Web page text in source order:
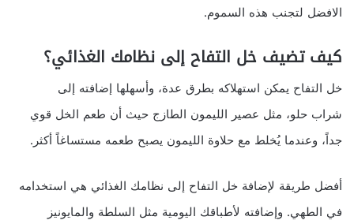
الافضل لتجنب هذه السموم.
كيف تضيف خل التفاح إلى نظامك الغذائي؟
خل التفاح يمكن استهلاكه بطرق عدة، وأسهلها إضافته إلى
شراب حلو، مثل عصير الليمون الطازج حيث أن طعم الخل قوي
جداً، وعندما يُخلط مع حلاوة الليمون يصبح طعمه مستساغاً أكثر.
أفضل طريقة لإضافة خل التفاح إلى نظامك الغذائي هي استخدامه
في الطهي. وإضافته لأطباقك اليومية مثل السلطة والمايونيز